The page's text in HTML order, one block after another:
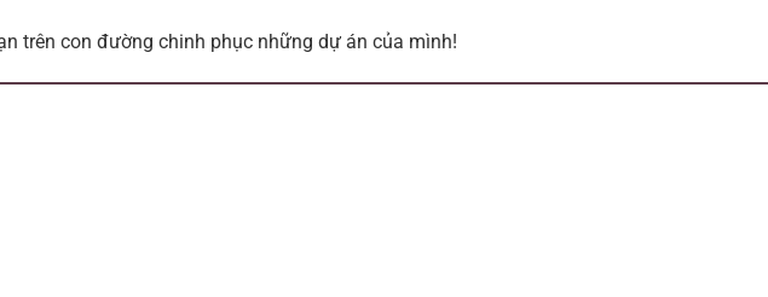
trên con đường chinh phục những dự án của mình!